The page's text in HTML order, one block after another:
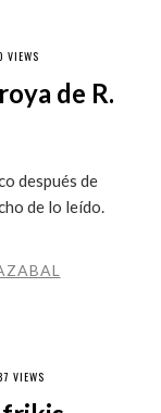
VIEWS
de R.
después de
de lo leído.
VIEWS